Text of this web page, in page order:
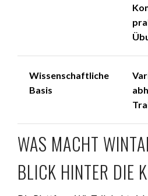
Wissenschaftliche
Basis
WAS MACHT
BLICK HINTER DIE